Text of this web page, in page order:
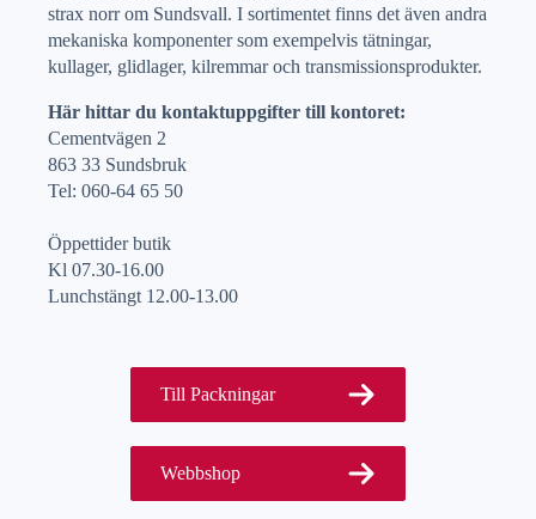
strax norr om Sundsvall. I sortimentet finns det även andra
mekaniska komponenter som exempelvis tätningar,
kullager, glidlager, kilremmar och transmissionsprodukter.
Här hittar du kontaktuppgifter till kontoret:
Cementvägen 2
863 33 Sundsbruk
Tel: 060-64 65 50
Öppettider butik
Kl 07.30-16.00
Lunchstängt 12.00-13.00
Till Packningar
Webbshop